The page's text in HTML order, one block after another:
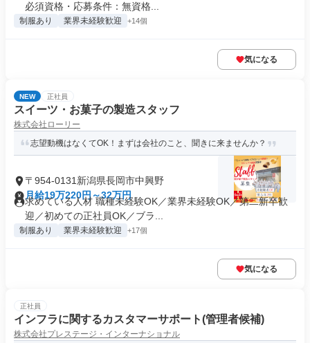
必須資格・応募条件：無資格...
制服あり 業界未経験歓迎 +14個
気になる
NEW 正社員
スイーツ・お菓子の製造スタッフ
株式会社ローリー
志望動機はなくてOK！まずは会社のこと、聞きに来ませんか？
〒954-0131新潟県長岡市中興野
月給19万220円～32万円
求めている人材 職種未経験OK／業界未経験OK／第二新卒歓
迎／初めての正社員OK／ブラ...
制服あり 業界未経験歓迎 +17個
気になる
正社員
インフラに関するカスタマーサポート(管理者候補)
株式会社プレステージ・インターナショナル